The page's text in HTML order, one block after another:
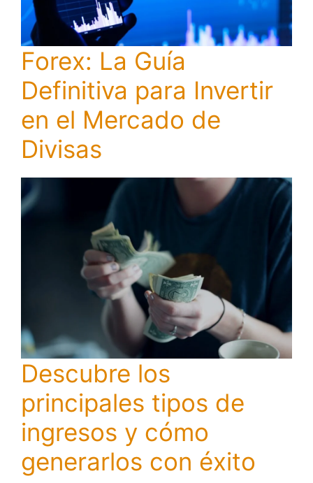
Forex: La Guía
Definitiva para Invertir
en el Mercado de
Divisas
Descubre los
principales tipos de
ingresos y cómo
generarlos con éxito